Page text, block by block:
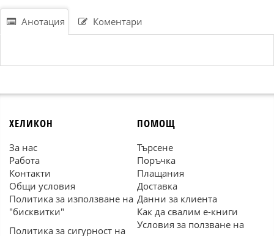
Анотация Коментари
ХЕЛИКОН
За нас
Работа
Контакти
Общи условия
Политика за използване на
"бисквитки"
Политика за сигурност на
ПОМОЩ
Търсене
Поръчка
Плащания
Доставка
Данни за клиента
Как да свалим е-книги
Условия за ползване на